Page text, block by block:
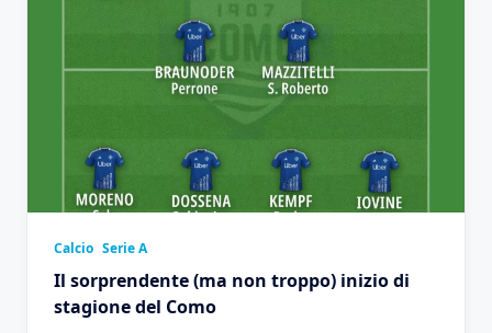
Calcio Serie A
Il sorprendente (ma non troppo) inizio di
stagione del Como